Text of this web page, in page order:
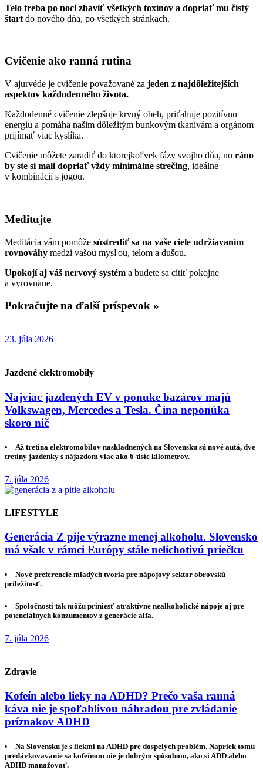
Telo treba po noci zbaviť všetkých toxínov a dopriať mu čistý
štart do nového dňa, po všetkých stránkach.
Cvičenie ako ranná rutina
V ajurvéde je cvičenie považované za jeden z najdôležitejších
aspektov každodenného života.
Každodenné cvičenie zlepšuje krvný obeh, priťahuje pozitívnu
energiu a pomáha našim dôležitým bunkovým tkanivám a orgánom
prijímať viac kyslíka.
Cvičenie môžete zaradiť do ktorejkoľvek fázy svojho dňa, no ráno
by ste si mali dopriať vždy minimálne strečing, ideálne
v kombinácií s jógou.
Meditujte
Meditácia vám pomôže sústrediť sa na vaše ciele udržiavaním
rovnováhy medzi vašou mysľou, telom a dušou.
Upokojí aj váš nervový systém a budete sa cítiť pokojne
a vyrovnane.
Pokračujte na ďalší príspevok »
23. júla 2026
Jazdené elektromobily
Najviac jazdených EV v ponuke bazárov majú
Volkswagen, Mercedes a Tesla. Čína neponúka
skoro nič
Až tretina elektromobilov naskladnených na Slovensku sú nové autá, dve
tretiny jazdenky s nájazdom viac ako 6-tisíc kilometrov.
7. júla 2026
LIFESTYLE
Generácia Z pije výrazne menej alkoholu. Slovensko
má však v rámci Európy stále nelichotivú priečku
Nové preferencie mladých tvoria pre nápojový sektor obrovskú
príležitosť.
Spoločnosti tak môžu priniesť atraktívne nealkoholické nápoje aj pre
potenciálnych konzumentov z generácie alfa.
7. júla 2026
Zdravie
Kofeín alebo lieky na ADHD? Prečo vaša ranná
káva nie je spoľahlivou náhradou pre zvládanie
príznakov ADHD
Na Slovensku je s liekmi na ADHD pre dospelých problém. Napriek tomu
predávkovavanie sa kofeínom nie je dobrým spôsobom, ako si ADD alebo
ADHD manažovať.